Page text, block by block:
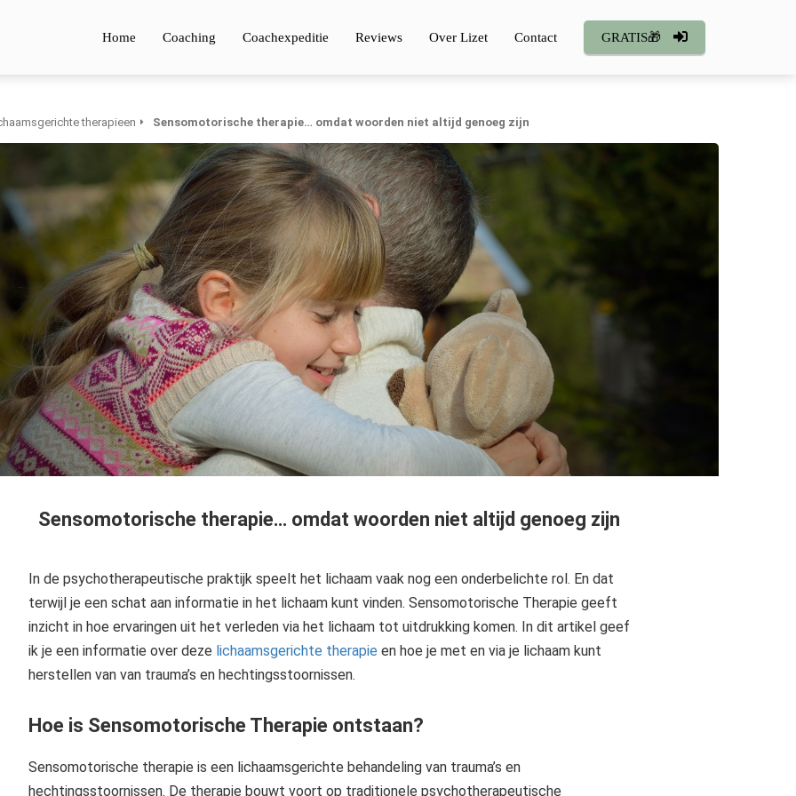
Home Coaching Coachexpeditie Reviews Over Lizet Contact GRATIS🎁
therapieen Sensomotorische therapie… omdat woorden niet altijd genoeg zijn
Sensomotorische therapie… omdat woorden niet altijd genoeg zijn
In de psychotherapeutische praktijk speelt het lichaam vaak nog een onderbelichte rol. En dat
terwijl je een schat aan informatie in het lichaam kunt vinden. Sensomotorische Therapie geeft
inzicht in hoe ervaringen uit het verleden via het lichaam tot uitdrukking komen. In dit artikel geef
ik je een informatie over deze lichaamsgerichte therapie en hoe je met en via je lichaam kunt
herstellen van van trauma’s en hechtingsstoornissen.
Hoe is Sensomotorische Therapie ontstaan?
Sensomotorische therapie is een lichaamsgerichte behandeling van trauma’s en
hechtingsstoornissen. De therapie bouwt voort op traditionele psychotherapeutische